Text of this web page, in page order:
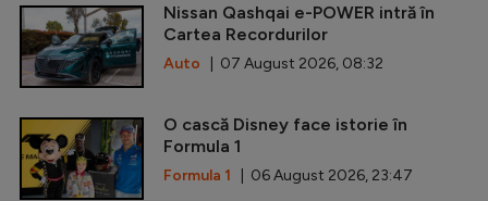
Nissan Qashqai e-POWER intră în
Cartea Recordurilor
Auto | 07 August 2026, 08:32
O cască Disney face istorie în
Formula 1
Formula 1 | 06 August 2026, 23:47